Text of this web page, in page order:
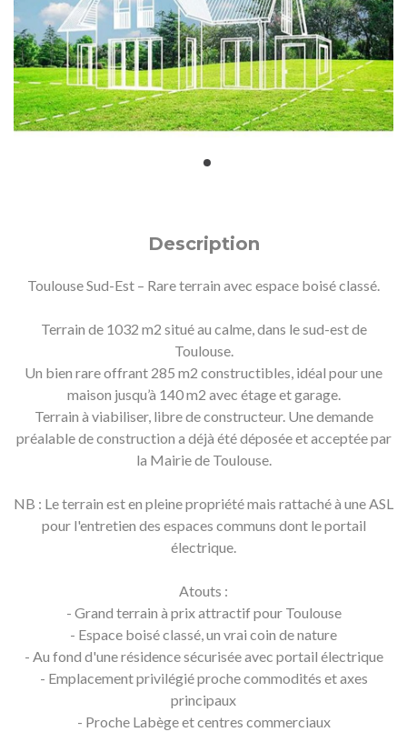
Description
Toulouse Sud-Est – Rare terrain avec espace boisé classé.
Terrain de 1032 m2 situé au calme, dans le sud-est de
Toulouse.
Un bien rare offrant 285 m2 constructibles, idéal pour une
maison jusqu’à 140 m2 avec étage et garage.
Terrain à viabiliser, libre de constructeur. Une demande
préalable de construction a déjà été déposée et acceptée par
la Mairie de Toulouse.
NB : Le terrain est en pleine propriété mais rattaché à une ASL
pour l'entretien des espaces communs dont le portail
électrique.
Atouts :
- Grand terrain à prix attractif pour Toulouse
- Espace boisé classé, un vrai coin de nature
- Au fond d'une résidence sécurisée avec portail électrique
- Emplacement privilégié proche commodités et axes
principaux
- Proche Labège et centres commerciaux